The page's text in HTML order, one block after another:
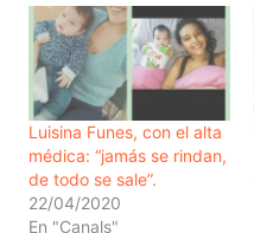
Luisina Funes, con el alta
médica: “jamás se rindan,
de todo se sale”.
22/04/2020
En "Canals"